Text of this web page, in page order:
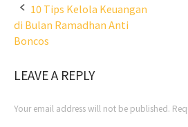
Post
navigation
10 Tips Kelola Keuangan
di Bulan Ramadhan Anti
Boncos
LEAVE A REPLY
Your email address will not be published.